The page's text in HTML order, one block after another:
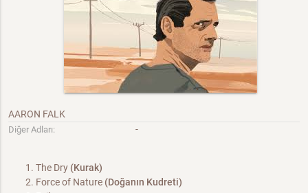
AARON FALK
Diğer Adları: -
The Dry (Kurak)
Force of Nature(Doğanın Kudreti)